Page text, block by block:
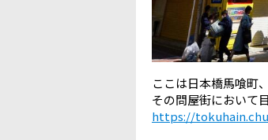
ここは日本橋馬喰町
その問屋街において
https://